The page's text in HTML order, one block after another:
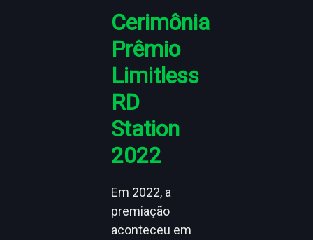
Cerimônia
Prêmio
Limitless
RD
Station
2022
Em 2022, a
premiação
aconteceu em